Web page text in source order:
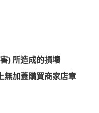
) 所造成的損壞
無加蓋購買商家店章